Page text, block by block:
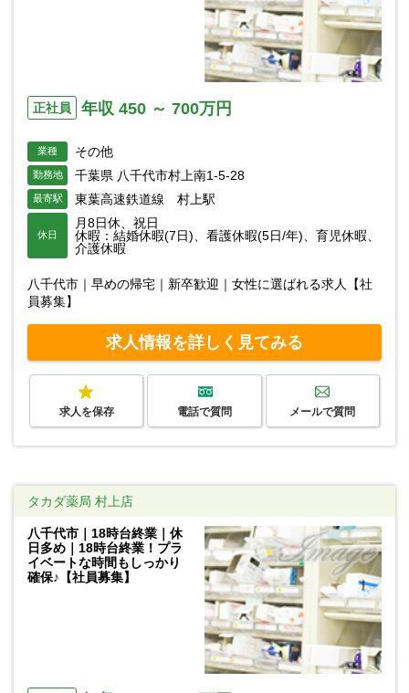
正社員 年収 450 ～ 700万円
業種 その他
勤務地 千葉県 八千代市村上南1-5-28
最寄駅 東葉高速鉄道線 村上駅
休日
月8日休、祝日
休暇：結婚休暇(7日)、看護休暇(5日/年)、育児休暇、
介護休暇
八千代市｜早めの帰宅｜新卒歓迎｜女性に選ばれる求人【社
員募集】
求人情報を詳しく見てみる
求人を保存 電話で質問 メールで質問
タカダ薬局 村上店
八千代市｜18時台終業｜休
日多め｜18時台終業！プラ
イベートな時間もしっかり
確保♪【社員募集】